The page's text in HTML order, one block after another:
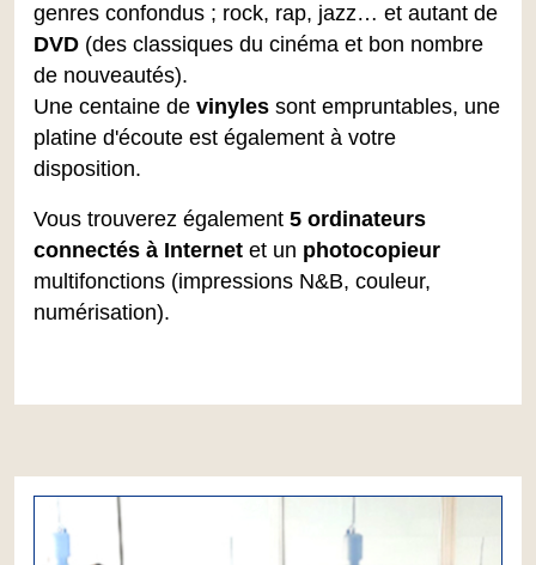
genres confondus ; rock, rap, jazz… et autant de
DVD (des classiques du cinéma et bon nombre
de nouveautés).
Une centaine de vinyles sont empruntables, une
platine d'écoute est également à votre
disposition.
Vous trouverez également 5 ordinateurs
connectés à Internet et un photocopieur
multifonctions (impressions N&B, couleur,
numérisation).